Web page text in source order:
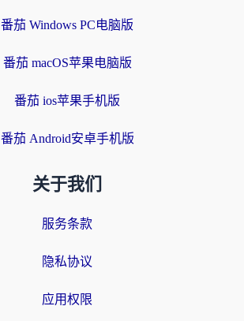
番茄 Windows PC电脑版
番茄 macOS苹果电脑版
番茄 ios苹果手机版
番茄 Android安卓手机版
关于我们
服务条款
隐私协议
应用权限